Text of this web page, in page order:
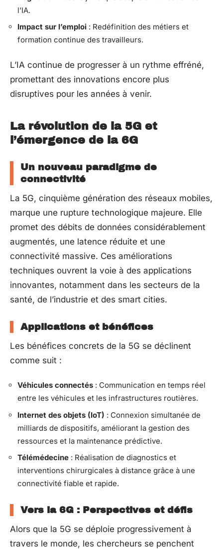
l’IA.
Impact sur l’emploi : Redéfinition des métiers et
formation continue des travailleurs.
L’IA continue de progresser à un rythme effréné,
promettant des innovations encore plus
disruptives pour les années à venir.
La révolution de la 5G et
l’émergence de la 6G
Un nouveau paradigme de
connectivité
La 5G, cinquième génération des réseaux mobiles,
marque une rupture technologique majeure. Elle
promet des débits de données considérablement
augmentés, une latence réduite et une
connectivité massive. Ces améliorations
techniques ouvrent la voie à des applications
innovantes, notamment dans les secteurs de la
santé, de l’industrie et des smart cities.
Applications et bénéfices
Les bénéfices concrets de la 5G se déclinent
comme suit :
Véhicules connectés : Communication en temps réel
entre les véhicules et les infrastructures routières.
Internet des objets (IoT) : Connexion simultanée de
milliards de dispositifs, améliorant la gestion des
ressources et la maintenance prédictive.
Télémédecine : Réalisation de diagnostics et
interventions chirurgicales à distance grâce à une
connectivité fiable et rapide.
Vers la 6G : Perspectives et défis
Alors que la 5G se déploie progressivement à
travers le monde, les chercheurs se penchent